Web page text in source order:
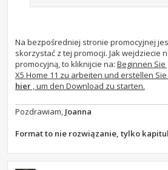
Na bezpośredniej stronie promocyjnej
skorzystać z tej promocji. Jak wejdziecie
promocyjną, to kliknijcie na: Beginnen Sie
X5 Home 11 zu arbeiten und erstellen
hier , um den Download zu starten.
Pozdrawiam, Joanna
Format to nie rozwiązanie, tylko